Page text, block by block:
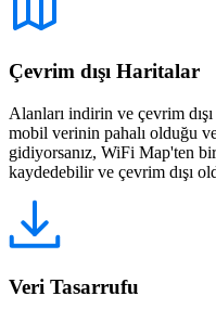
Çevrim dışı Haritalar
Alanları indirin ve çevrim
mobil verinin pahalı olduğu
gidiyorsanız, WiFi Map'ten
kaydedebilir ve çevrim dışı
Veri Tasarrufu